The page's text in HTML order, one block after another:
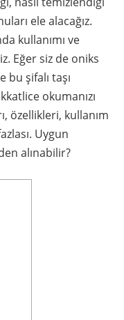
ele alacağız.
kullanımı ve
Eğer siz de oniks
bu şifalı taşı
okumanızı
özellikleri, kullanım
Uygun
alınabilir?